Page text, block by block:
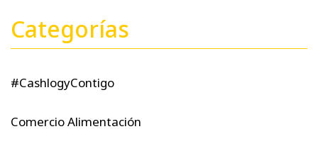
Categorías
#CashlogyContigo
Comercio Alimentación